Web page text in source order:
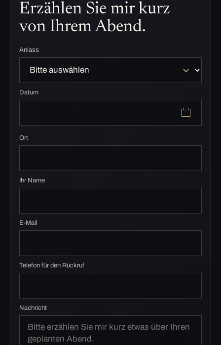
Erzählen Sie mir kurz
von Ihrem Abend.
Anlass
Datum
Ort
Ihr Name
E-Mail
Telefon für den Rückruf
Nachricht